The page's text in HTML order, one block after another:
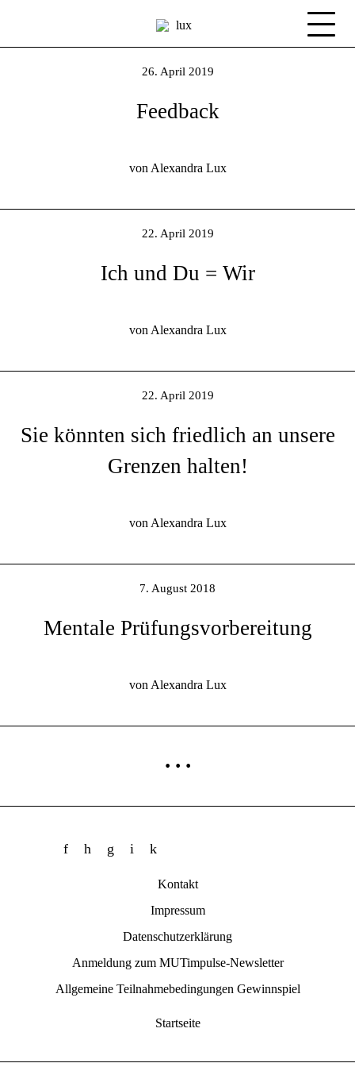
26. April 2019
Feedback
von Alexandra Lux
22. April 2019
Ich und Du = Wir
von Alexandra Lux
22. April 2019
Sie könnten sich friedlich an unsere
Grenzen halten!
von Alexandra Lux
7. August 2018
Mentale Prüfungsvorbereitung
von Alexandra Lux
···
Kontakt
Impressum
Datenschutzerklärung
Anmeldung zum MUTimpulse-Newsletter
Allgemeine Teilnahmebedingungen Gewinnspiel
Startseite